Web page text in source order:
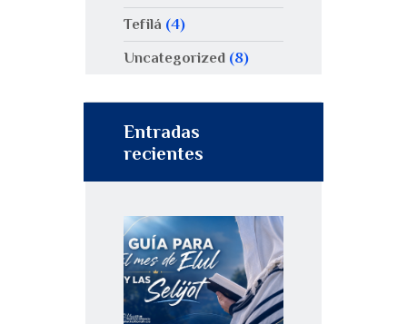
Tefilá (4)
Uncategorized (8)
Entradas
recientes